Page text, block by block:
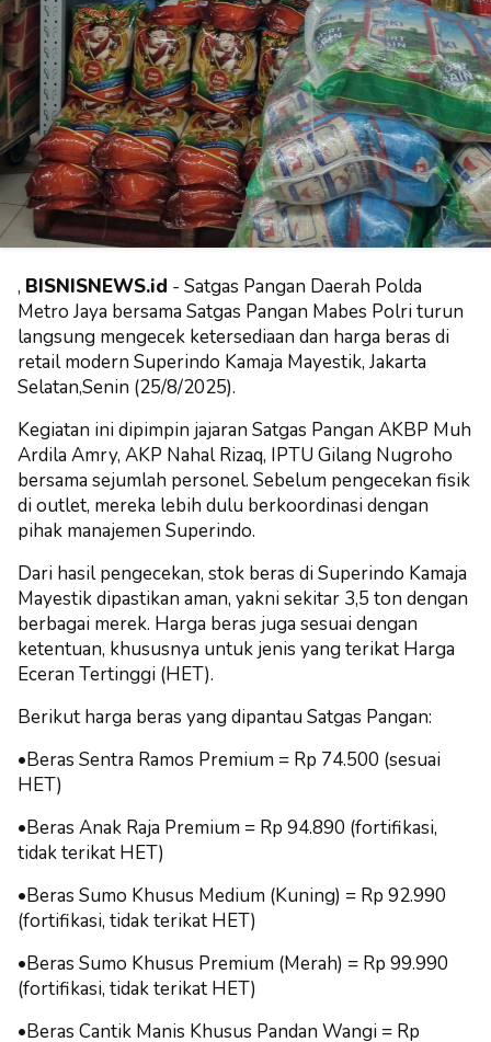
, BISNISNEWS.id - Satgas Pangan Daerah Polda
Metro Jaya bersama Satgas Pangan Mabes Polri turun
langsung mengecek ketersediaan dan harga beras di
retail modern Superindo Kamaja Mayestik, Jakarta
Selatan,Senin (25/8/2025).
Kegiatan ini dipimpin jajaran Satgas Pangan AKBP Muh
Ardila Amry, AKP Nahal Rizaq, IPTU Gilang Nugroho
bersama sejumlah personel. Sebelum pengecekan fisik
di outlet, mereka lebih dulu berkoordinasi dengan
pihak manajemen Superindo.
Dari hasil pengecekan, stok beras di Superindo Kamaja
Mayestik dipastikan aman, yakni sekitar 3,5 ton dengan
berbagai merek. Harga beras juga sesuai dengan
ketentuan, khususnya untuk jenis yang terikat Harga
Eceran Tertinggi (HET).
Berikut harga beras yang dipantau Satgas Pangan:
•Beras Sentra Ramos Premium = Rp 74.500 (sesuai
HET)
•Beras Anak Raja Premium = Rp 94.890 (fortifikasi,
tidak terikat HET)
•Beras Sumo Khusus Medium (Kuning) = Rp 92.990
(fortifikasi, tidak terikat HET)
•Beras Sumo Khusus Premium (Merah) = Rp 99.990
(fortifikasi, tidak terikat HET)
•Beras Cantik Manis Khusus Pandan Wangi = Rp